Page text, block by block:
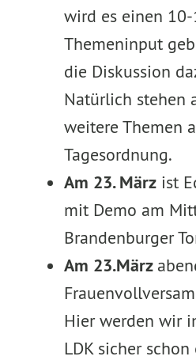
wird es einen
Themeninput
die Diskussion
Natürlich stehen
weitere Themen
Tagesordnung.
Am 23. Märzist
mit Demo am
Brandenburger
Am 23.März
Hier werden wir
LDK sicher